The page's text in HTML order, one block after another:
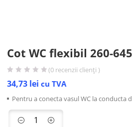
Cot WC flexibil 260-
(0 recenzii clienți )
34,73 lei cu TVA
Pentru a conecta vasul WC la conducta